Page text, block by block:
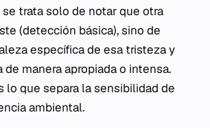
trata solo de notar que otra
(detección básica), sino de
específica de esa tristeza y
de manera apropiada o intensa.
lo que separa la sensibilidad de
ambiental.